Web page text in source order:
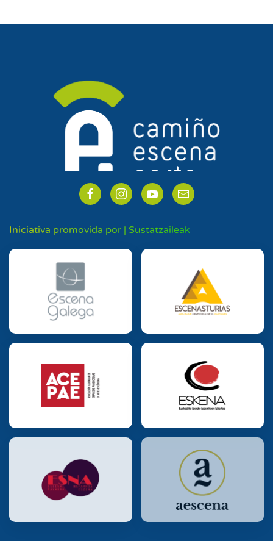
Iniciativa promovida por | Sustatzaileak